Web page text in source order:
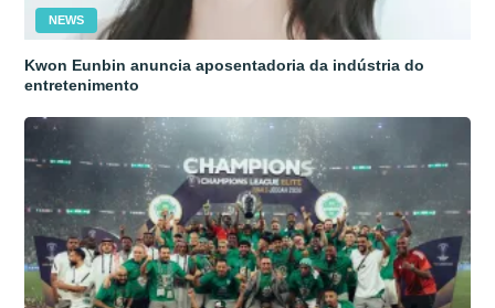
NEWS
Kwon Eunbin anuncia aposentadoria da indústria do
entretenimento